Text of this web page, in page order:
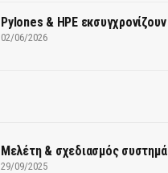
Pylones & HPE
02/06/2026
Μελέτη & σχεδιασμός
29/09/2025